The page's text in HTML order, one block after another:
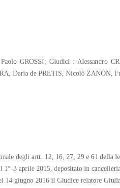
Paolo GROSSI; Giudici :
Daria de PRETIS, Nicolò ZANON,
degli artt. 12, 16, 27, 29 e 61 della
3 aprile 2015, depositato in
14 giugno 2016 il Giudice relatore